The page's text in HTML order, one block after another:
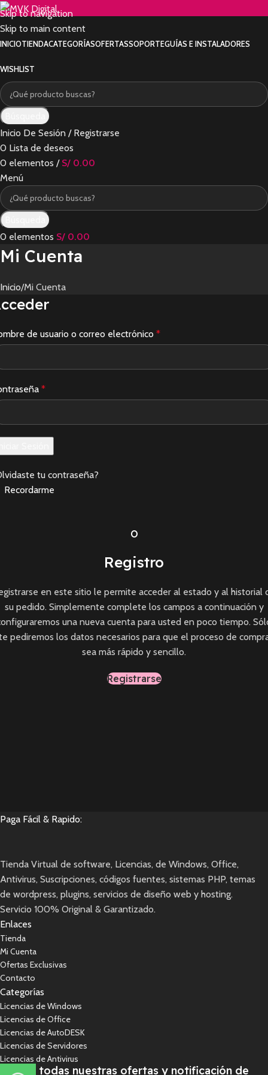
Skip to navigation
Skip to main content
INICIOTIENDACATEGORÍASOFERTASSOPORTEGUÍAS E INSTALADORES
WISHLIST
Inicio De Sesión / Registrarse
0 Lista de deseos
0 elementos / S/ 0.00
Menú
0 elementos S/ 0.00
Mi Cuenta
Inicio Mi Cuenta
de usuario o correo electrónico *
*
tu contraseña?
Recordarme
O
Registro
en este sitio le permite acceder al estado y al historial
su pedido. Simplemente complete los campos a continuación y
una nueva cuenta para usted en poco tiempo.
pediremos los datos necesarios para que el proceso de
sea más rápido y sencillo.
Registrarse
Paga Fácil & Rapido:
Tienda Virtual de software, Licencias, de Windows, Office,
Antivirus, Suscripciones, códigos fuentes, sistemas PHP, temas
de wordpress, plugins, servicios de diseño web y hosting.
Servicio 100% Original & Garantizado.
Enlaces
Tienda
Mi Cuenta
Ofertas Exclusivas
Contacto
Categorías
Licencias de Windows
Licencias de Office
Licencias de AutoDESK
Licencias de Servidores
Licencias de Antivirus
Recibe todas nuestras ofertas y notificación de